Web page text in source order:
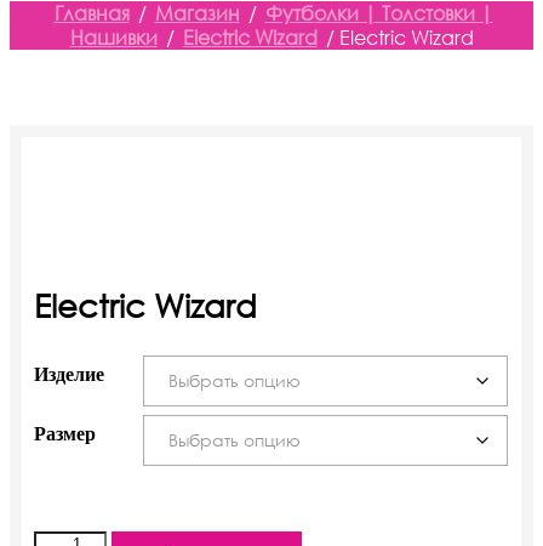
Главная / Магазин / Футболки | Толстовки |
Нашивки / Electric Wizard / Electric Wizard
Electric Wizard
Изделие
Размер
Количество